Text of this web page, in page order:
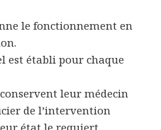
le fonctionnement en
est établi pour chaque
leur médecin
de l’intervention
état le requiert.